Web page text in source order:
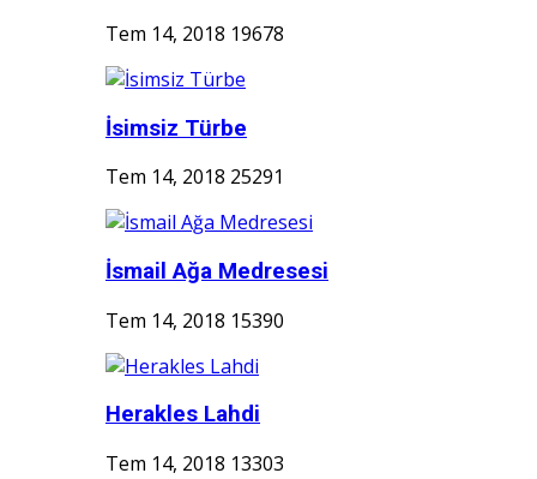
Tem 14, 2018 19678
İsimsiz Türbe
Tem 14, 2018 25291
İsmail Ağa Medresesi
Tem 14, 2018 15390
Herakles Lahdi
Tem 14, 2018 13303